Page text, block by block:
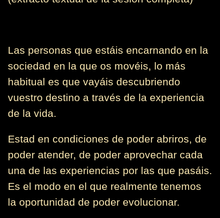
Las personas que estáis encarnando en la
sociedad en la que os movéis, lo más
habitual es que vayáis descubriendo
vuestro destino a través de la experiencia
de la vida.
Estad en condiciones de poder abriros, de
poder atender, de poder aprovechar cada
una de las experiencias por las que pasáis.
Es el modo en el que realmente tenemos
la oportunidad de poder evolucionar.